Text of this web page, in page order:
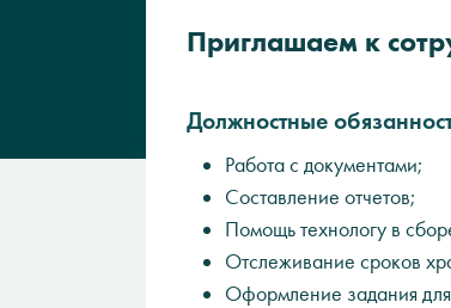
Приглашаем к
Должностные
Работа с документами;
Составление отчетов;
Помощь технологу в
Отслеживание сроков
Оформление задания